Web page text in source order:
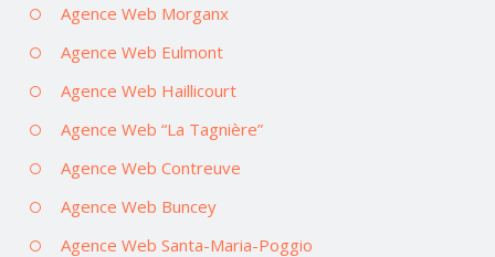
Agence Web Morganx
Agence Web Eulmont
Agence Web Haillicourt
Agence Web “La Tagnière”
Agence Web Contreuve
Agence Web Buncey
Agence Web Santa-Maria-Poggio